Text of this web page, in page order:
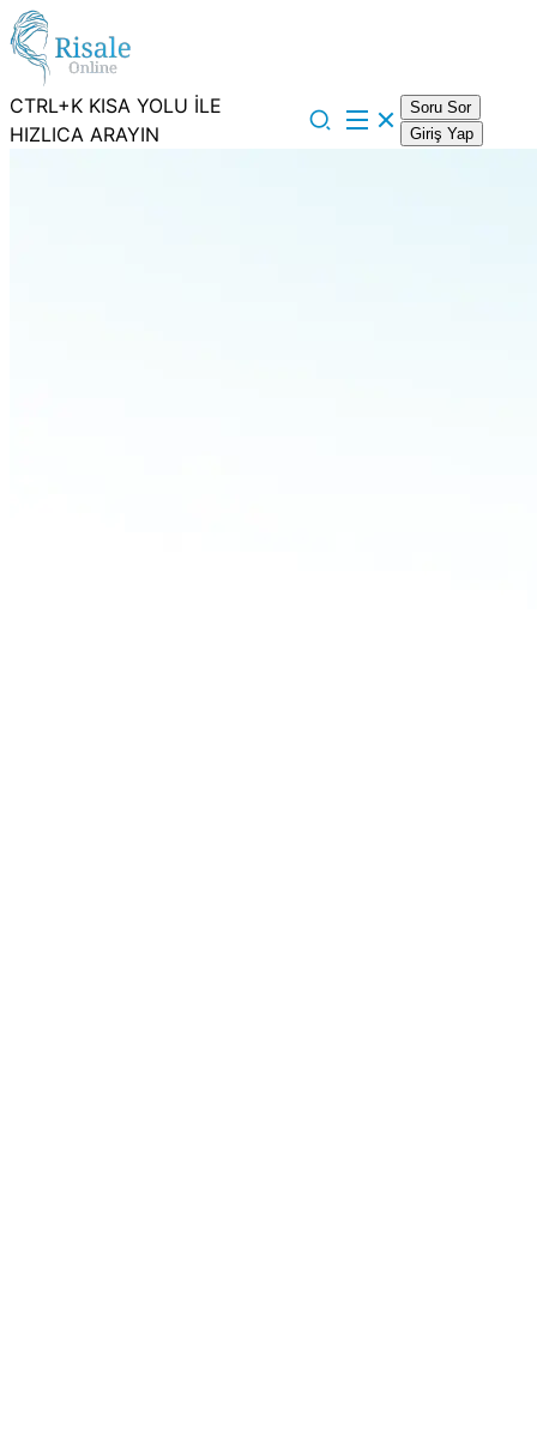
CTRL+K KISA YOLU İLE
HIZLICA ARAYIN
Soru Sor
Giriş Yap